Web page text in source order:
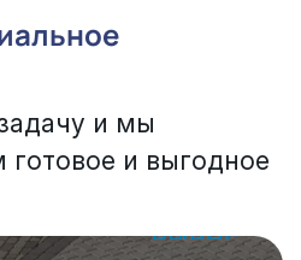
и мы
и выгодное